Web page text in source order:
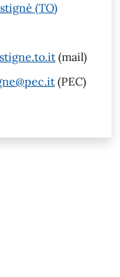
(TO)
(mail)
(PEC)